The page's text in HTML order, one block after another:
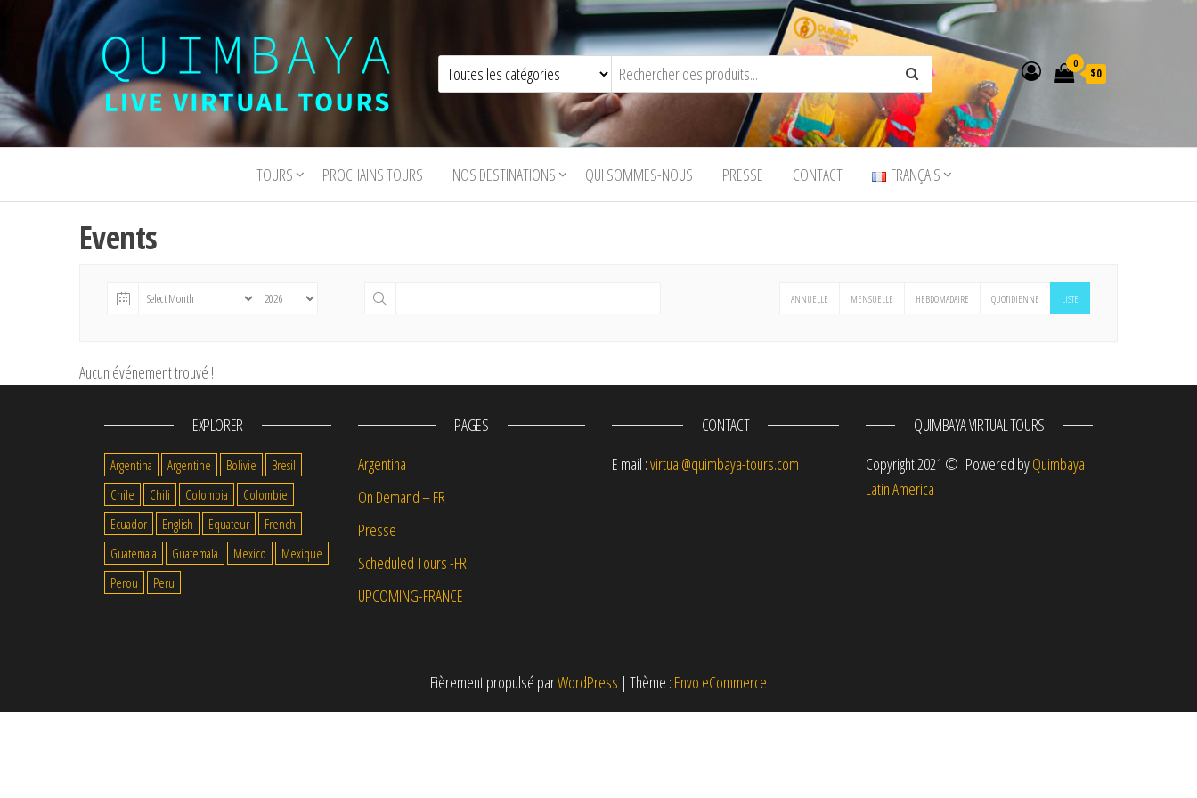
virtuelles
0
$0
TOURS PROCHAINS TOURS NOS DESTINATIONS QUI SOMMES-NOUS PRESSE CONTACT FRANÇAIS
Events
ANNUELLE MENSUELLE HEBDOMADAIRE QUOTIDIENNE LISTE
Aucun événement trouvé !
EXPLORER
Argentina Argentine Bolivie
Bresil
Chile
Chili Colombia
Colombie
Ecuador
English Equateur
French
Guatemala
Guatemala Mexico
Mexique
Perou
Peru
PAGES
Argentina
On Demand – FR
Presse
Scheduled Tours -FR
UPCOMING-FRANCE
CONTACT
E mail :virtual@quimbaya-tours.com
QUIMBAYA VIRTUAL TOURS
Copyright 2021 © Powered byQuimbaya
Latin America
Fièrement propulsé parWordPress | Thème : Envo eCommerce